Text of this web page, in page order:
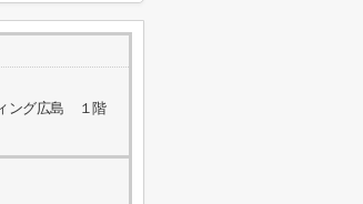
ング広島 １階